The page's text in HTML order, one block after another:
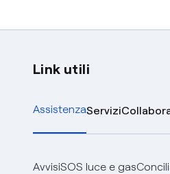
Link utili
AssistenzaServizi
AvvisiSOS luce e gas